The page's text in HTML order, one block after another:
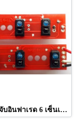
ชุดตรวจจับอินฟาเรด 6 เซ็นเซอร์